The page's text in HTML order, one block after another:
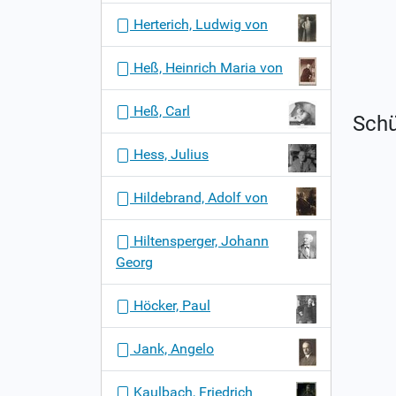
Herterich, Ludwig von
Heß, Heinrich Maria von
Heß, Carl
Hess, Julius
Hildebrand, Adolf von
Hiltensperger, Johann
Georg
Höcker, Paul
Jank, Angelo
Kaulbach, Friedrich